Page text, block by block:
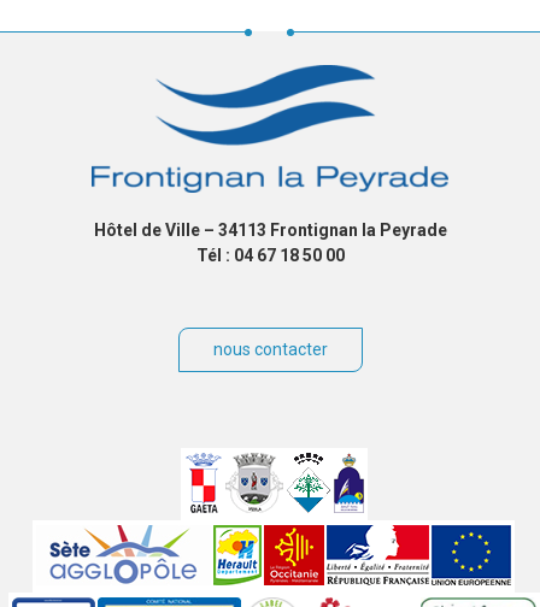
Hôtel de Ville – 34113 Frontignan la Peyrade
Tél : 04 67 18 50 00
nous contacter
partenaires